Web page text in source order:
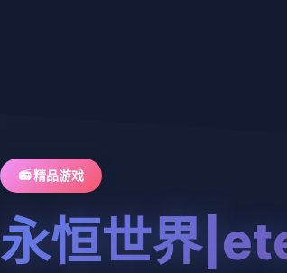
📻 精品游戏
永恒世界